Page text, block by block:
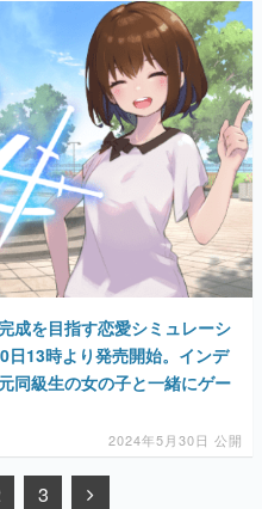
成を目指す恋愛シミュレーシ
日13時より発売開始。インデ
同級生の女の子と一緒にゲー
2024年5月30日 公開
3